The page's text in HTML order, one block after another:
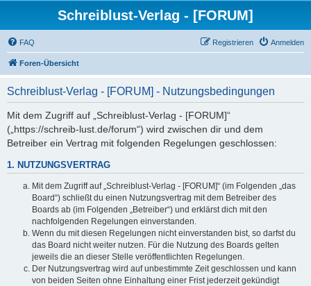
Schreiblust-Verlag - [FORUM]
FAQ Anmelden
Registrieren
Foren-Übersicht
Schreiblust-Verlag - [FORUM] - Nutzungsbedingungen
Mit dem Zugriff auf „Schreiblust-Verlag - [FORUM]“
(„https://schreib-lust.de/forum“) wird zwischen dir und dem
Betreiber ein Vertrag mit folgenden Regelungen geschlossen:
1. NUTZUNGSVERTRAG
Mit dem Zugriff auf „Schreiblust-Verlag - [FORUM]“ (im Folgenden „das
Board“) schließt du einen Nutzungsvertrag mit dem Betreiber des
Boards ab (im Folgenden „Betreiber“) und erklärst dich mit den
nachfolgenden Regelungen einverstanden.
Wenn du mit diesen Regelungen nicht einverstanden bist, so darfst du
das Board nicht weiter nutzen. Für die Nutzung des Boards gelten
jeweils die an dieser Stelle veröffentlichten Regelungen.
Der Nutzungsvertrag wird auf unbestimmte Zeit geschlossen und kann
von beiden Seiten ohne Einhaltung einer Frist jederzeit gekündigt